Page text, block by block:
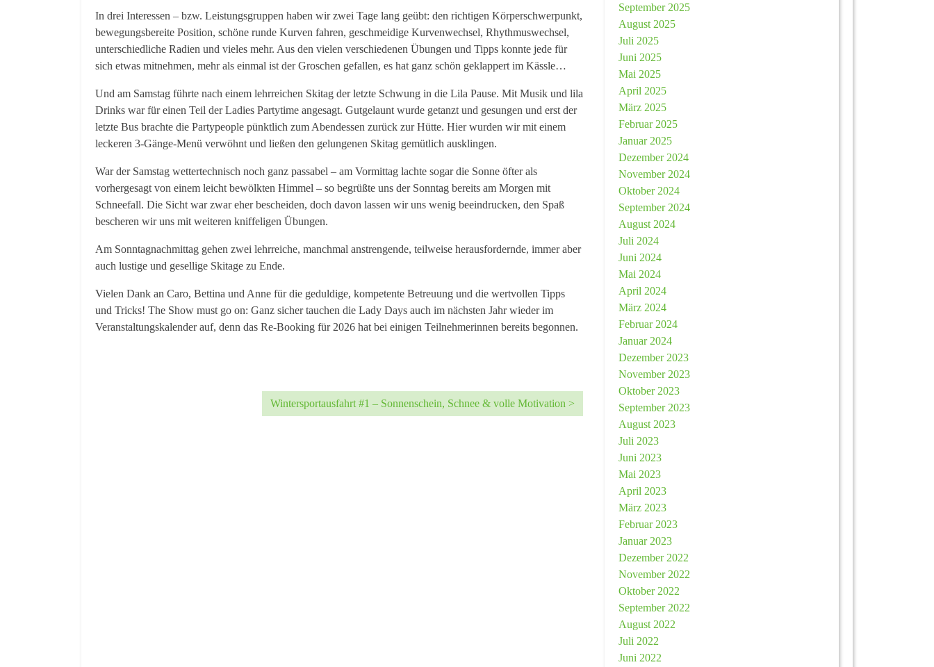
In drei Interessen – bzw. Leistungsgruppen haben wir zwei Tage lang geübt: den richtigen Körperschwerpunkt,
bewegungsbereite Position, schöne runde Kurven fahren, geschmeidige Kurvenwechsel, Rhythmuswechsel,
unterschiedliche Radien und vieles mehr. Aus den vielen verschiedenen Übungen und Tipps konnte jede für
sich etwas mitnehmen, mehr als einmal ist der Groschen gefallen, es hat ganz schön geklappert im Kässle…
Und am Samstag führte nach einem lehrreichen Skitag der letzte Schwung in die Lila Pause. Mit Musik und lila
Drinks war für einen Teil der Ladies Partytime angesagt. Gutgelaunt wurde getanzt und gesungen und erst der
letzte Bus brachte die Partypeople pünktlich zum Abendessen zurück zur Hütte. Hier wurden wir mit einem
leckeren 3-Gänge-Menü verwöhnt und ließen den gelungenen Skitag gemütlich ausklingen.
War der Samstag wettertechnisch noch ganz passabel – am Vormittag lachte sogar die Sonne öfter als
vorhergesagt von einem leicht bewölkten Himmel – so begrüßte uns der Sonntag bereits am Morgen mit
Schneefall. Die Sicht war zwar eher bescheiden, doch davon lassen wir uns wenig beeindrucken, den Spaß
bescheren wir uns mit weiteren kniffeligen Übungen.
Am Sonntagnachmittag gehen zwei lehrreiche, manchmal anstrengende, teilweise herausfordernde, immer aber
auch lustige und gesellige Skitage zu Ende.
Vielen Dank an Caro, Bettina und Anne für die geduldige, kompetente Betreuung und die wertvollen Tipps
und Tricks! The Show must go on: Ganz sicher tauchen die Lady Days auch im nächsten Jahr wieder im
Veranstaltungskalender auf, denn das Re-Booking für 2026 hat bei einigen Teilnehmerinnen bereits begonnen.
Wintersportausfahrt #1 – Sonnenschein, Schnee & volle Motivation >
September 2025
August 2025
Juli 2025
Juni 2025
Mai 2025
April 2025
März 2025
Februar 2025
Januar 2025
Dezember 2024
November 2024
Oktober 2024
September 2024
August 2024
Juli 2024
Juni 2024
Mai 2024
April 2024
März 2024
Februar 2024
Januar 2024
Dezember 2023
November 2023
Oktober 2023
September 2023
August 2023
Juli 2023
Juni 2023
Mai 2023
April 2023
März 2023
Februar 2023
Januar 2023
Dezember 2022
November 2022
Oktober 2022
September 2022
August 2022
Juli 2022
Juni 2022